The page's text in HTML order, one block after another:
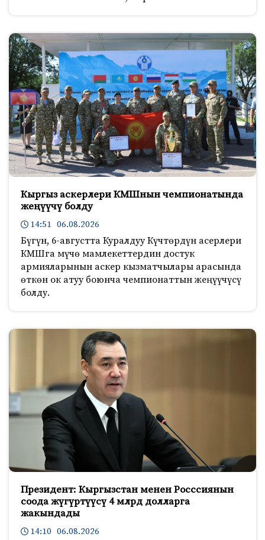
Кыргыз аскерлери КМШнын чемпионатында
жеңүүчү болду
14:51 06.08.2026
Бүгүн, 6-августта Куралдуу Күчтөрдүн асерлери
КМШга мүчө мамлекеттердин достук
армияларынын аскер кызматчылары арасында
өткөн ок атуу боюнча чемпионаттын жеңүүчүсү
болду.
Президент: Кыргызстан менен Росссиянын
соода жүгүртүүсү 4 млрд долларга
жакындады
14:10 06.08.2026